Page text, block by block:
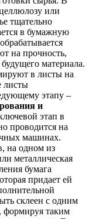
или
тщательно
в бумажную
на прочность,
материала.
в листы на
листы
этапу –
и
этап в
проводится на
машинах.
на одном из
металлическая
бумага
придает ей
склеен с одним
формируя таким